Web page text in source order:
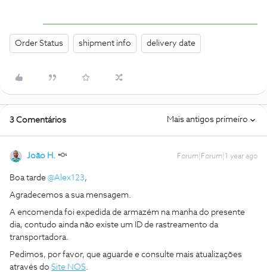
Order Status shipment info delivery date
3 Comentários Mais antigos primeiro
João H. Forum|Forum|1 year ago
Boa tarde ​ @Alex123,
Agradecemos a sua mensagem.
A encomenda foi expedida de armazém na manha do presente
dia, contudo ainda não existe um ID de rastreamento da
transportadora.
Pedimos, por favor, que aguarde e consulte mais atualizações
através do Site NOS.